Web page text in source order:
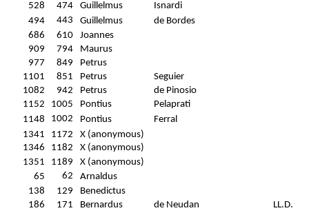
528
474 Guillelmus
Isnardi
494
443 Guillelmus
de Bordes
686
610
Joannes
909
794
Maurus
977
849
Petrus
1101
851 Petrus
Seguier
1082
942 Petrus
de Pinosio
1152
1005 Pontius
Pelaprati
1148
1002 Pontius
Ferral
1341
1172
X (anonymous)
1346
1182
X (anonymous)
1351
1189
X (anonymous)
65
62
Arnaldus
138
129
Benedictus
186
171 Bernardus de Neudan
LL.D.